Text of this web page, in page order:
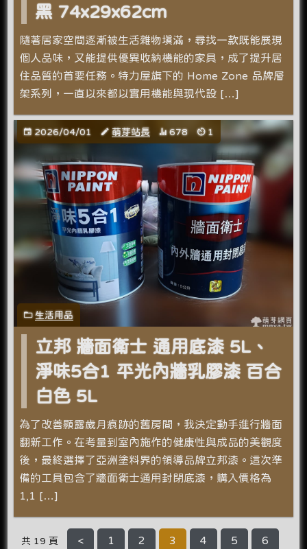
黑 74x29x62cm
隨著居家空間逐漸被生活雜物填滿，尋找一款既能展現
個人品味，又能提供優異收納機能的家具，成了提升居
住品質的首要任務。特力屋旗下的 Home Zone 品牌層
架系列，一直以來都以實用機能與現代設 […]
2026/04/01 萌芽站長 678 1
生活用品
立邦 牆面衛士 通用底漆 5L、
淨味5合1 平光內牆乳膠漆 百合
白色 5L
為了改善顯露歲月痕跡的舊房間，我決定動手進行牆面
翻新工作。在考量到室內施作的健康性與成品的美觀度
後，最終選擇了亞洲塗料界的領導品牌立邦漆。這次準
備的工具包含了牆面衛士通用封閉底漆，購入價格為
1,1 […]
共 19 頁 < 1 2 3 4 5 6